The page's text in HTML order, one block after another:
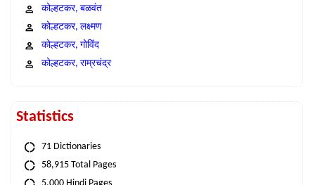
कोल्हटकर, बळवंत
कोल्हटकर, लक्ष्मण
कोल्हटकर, गोविंद
कोल्हटकर, राम्रचंद्र
Statistics
71 Dictionaries
58,915 Total Pages